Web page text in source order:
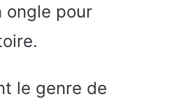
ongle pour
le genre de